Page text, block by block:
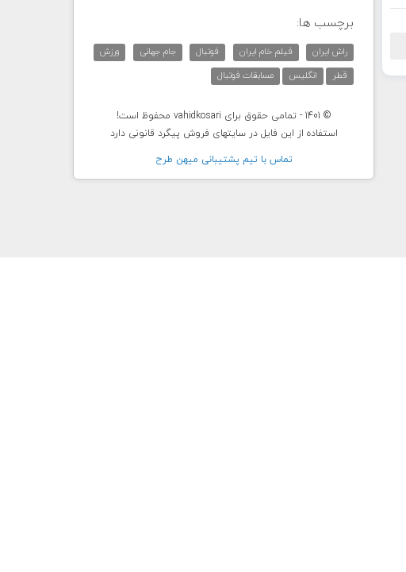
برچسب ها:
راش ایران فیلم خام ایران فوتبال جام جهانی
ورزش
قطر
انگلیس مسابقات فوتبال
© 1401 - تمامی حقوق برای vahidkosari محفوظ است!
استفاده از این فایل در سایتهای فروش پیگرد قانونی دارد
تماس با تيم پشتيبانی ميهن طرح